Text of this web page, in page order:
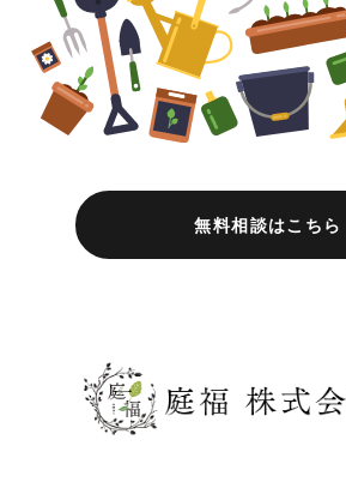
無料相談はこちら